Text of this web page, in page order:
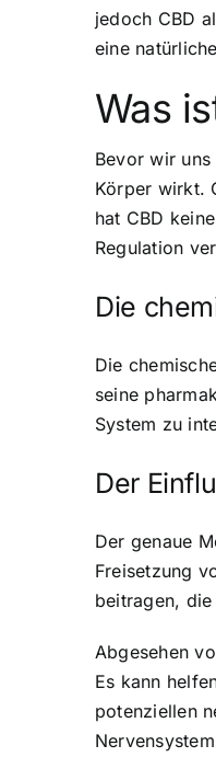
jedoch CBD
eine
Was
Bevor wir
Körper wirkt.
hat CBD
Regulation
Die
Die
seine
System zu
Der
Der genaue
Freisetzung
beitragen,
Abgesehen
Es kann
potenziellen